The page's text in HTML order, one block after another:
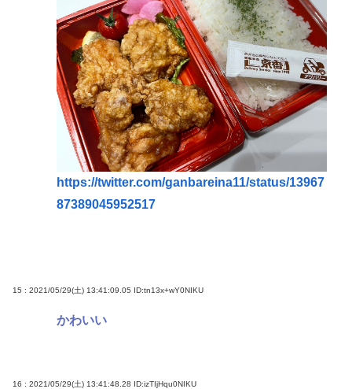
https://twitter.com/ganbareina11/status/13967
87389045952517
15 : 2021/05/29(土) 13:41:09.05 ID:tn13x+wY0NIKU
かわいい
16 : 2021/05/29(土) 13:41:48.28 ID:izTIjHqu0NIKU